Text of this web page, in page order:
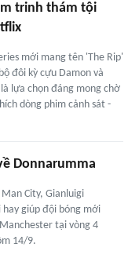
trinh thám tội
mới mang tên 'The Rip'
đôi kỳ cựu Damon và
lựa chọn đáng mong chờ
dòng phim cảnh sát -
Donnarumma
City, Gianluigi
giúp đội bóng mới
tại vòng 4
14/9.